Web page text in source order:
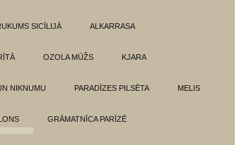
SICĪLIJĀ ALKARRASA
OZOLA MŪŽS KJARA
NIKNUMU PARADĪZES PILSĒTA MELIS
GRĀMATNĪCA PARĪZĒ